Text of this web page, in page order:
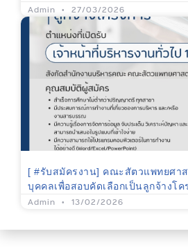
Admin 27/03/2026
[ #รับสมัครงาน] คณะสัตวแพทยศา
บุคคลเพื่อสอบคัดเลือกเป็นลูกจ้างโค
Admin 13/02/2026